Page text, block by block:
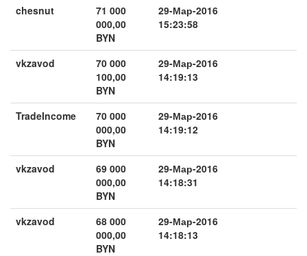
chesnut
71 000
000,00
BYN
29-Мар-2016
15:23:58
vkzavod
70 000
100,00
BYN
29-Мар-2016
14:19:13
TradeIncome
70 000
000,00
BYN
29-Мар-2016
14:19:12
vkzavod
69 000
000,00
BYN
29-Мар-2016
14:18:31
vkzavod
68 000
000,00
BYN
29-Мар-2016
14:18:13